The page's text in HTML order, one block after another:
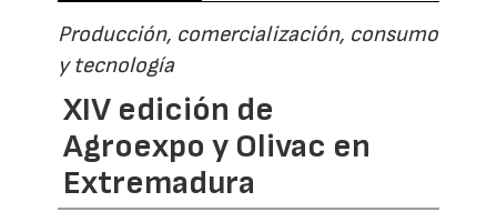
Producción, comercialización, consumo
y tecnología
XIV edición de
Agroexpo y Olivac en
Extremadura